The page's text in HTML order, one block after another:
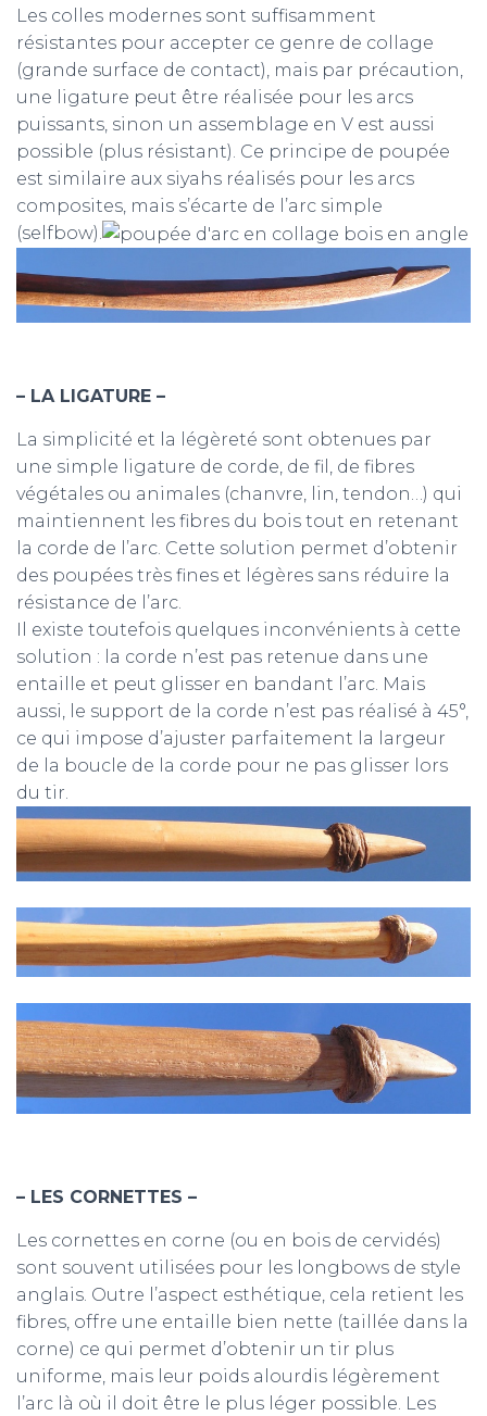
Les colles modernes sont suffisamment
résistantes pour accepter ce genre de collage
(grande surface de contact), mais par précaution,
une ligature peut être réalisée pour les arcs
puissants, sinon un assemblage en V est aussi
possible (plus résistant). Ce principe de poupée
est similaire aux siyahs réalisés pour les arcs
composites, mais s’écarte de l’arc simple
(selfbow).
– LA LIGATURE –
La simplicité et la légèreté sont obtenues par
une simple ligature de corde, de fil, de fibres
végétales ou animales (chanvre, lin, tendon…) qui
maintiennent les fibres du bois tout en retenant
la corde de l’arc. Cette solution permet d’obtenir
des poupées très fines et légères sans réduire la
résistance de l’arc.
Il existe toutefois quelques inconvénients à cette
solution : la corde n’est pas retenue dans une
entaille et peut glisser en bandant l’arc. Mais
aussi, le support de la corde n’est pas réalisé à 45°,
ce qui impose d’ajuster parfaitement la largeur
de la boucle de la corde pour ne pas glisser lors
du tir.
– LES CORNETTES –
Les cornettes en corne (ou en bois de cervidés)
sont souvent utilisées pour les longbows de style
anglais. Outre l’aspect esthétique, cela retient les
fibres, offre une entaille bien nette (taillée dans la
corne) ce qui permet d’obtenir un tir plus
uniforme, mais leur poids alourdis légèrement
l’arc là où il doit être le plus léger possible. Les